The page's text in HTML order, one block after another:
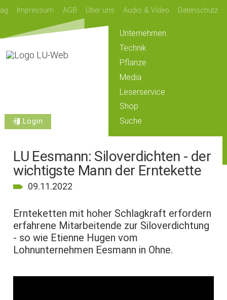
Impressum AGB Über uns Audio & Video Datenschutz
Login
Unternehmen
Technik
Pflanze
Media
Leserservice
Shop
Suche
LU Eesmann: Siloverdichten - der
wichtigste Mann der Erntekette
09.11.2022
Ernteketten mit hoher Schlagkraft erfordern
erfahrene Mitarbeitende zur Siloverdichtung
- so wie Etienne Hugen vom
Lohnunternehmen Eesmann in Ohne.